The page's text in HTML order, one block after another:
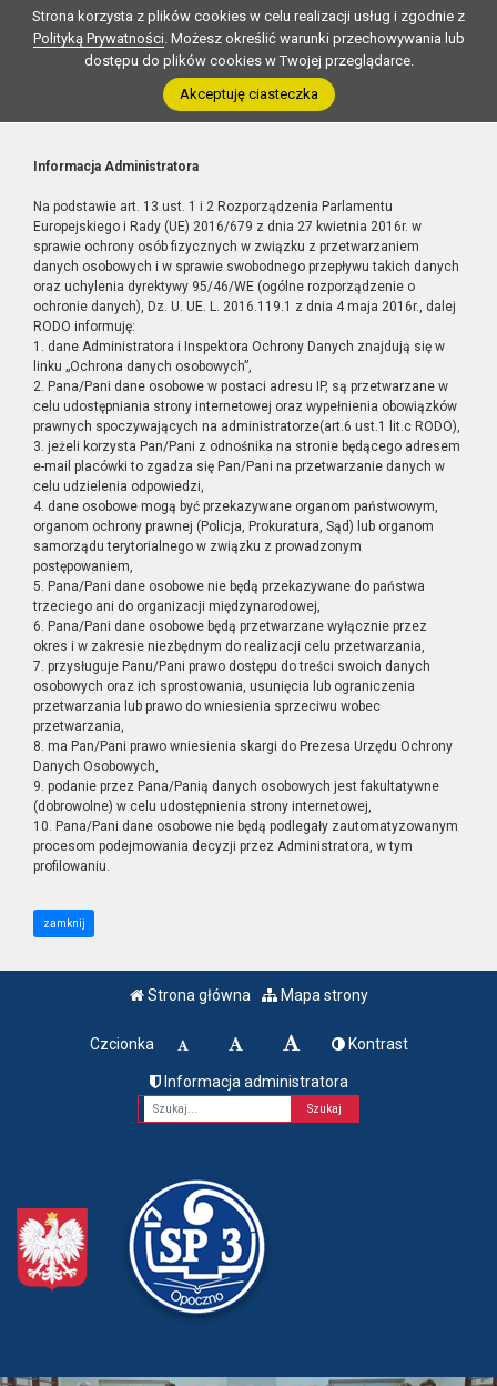
Strona korzysta z plików cookies w celu realizacji usług i zgodnie z
Polityką Prywatności. Możesz określić warunki przechowywania lub
dostępu do plików cookies w Twojej przeglądarce.
Akceptuję ciasteczka
Informacja Administratora
Na podstawie art. 13 ust. 1 i 2 Rozporządzenia Parlamentu
Europejskiego i Rady (UE) 2016/679 z dnia 27 kwietnia 2016r. w
sprawie ochrony osób fizycznych w związku z przetwarzaniem
danych osobowych i w sprawie swobodnego przepływu takich danych
oraz uchylenia dyrektywy 95/46/WE (ogólne rozporządzenie o
ochronie danych), Dz. U. UE. L. 2016.119.1 z dnia 4 maja 2016r., dalej
RODO informuję:
1. dane Administratora i Inspektora Ochrony Danych znajdują się w
linku „Ochrona danych osobowych”,
2. Pana/Pani dane osobowe w postaci adresu IP, są przetwarzane w
celu udostępniania strony internetowej oraz wypełnienia obowiązków
prawnych spoczywających na administratorze(art.6 ust.1 lit.c RODO),
3. jeżeli korzysta Pan/Pani z odnośnika na stronie będącego adresem
e-mail placówki to zgadza się Pan/Pani na przetwarzanie danych w
celu udzielenia odpowiedzi,
4. dane osobowe mogą być przekazywane organom państwowym,
organom ochrony prawnej (Policja, Prokuratura, Sąd) lub organom
samorządu terytorialnego w związku z prowadzonym
postępowaniem,
5. Pana/Pani dane osobowe nie będą przekazywane do państwa
trzeciego ani do organizacji międzynarodowej,
6. Pana/Pani dane osobowe będą przetwarzane wyłącznie przez
okres i w zakresie niezbędnym do realizacji celu przetwarzania,
7. przysługuje Panu/Pani prawo dostępu do treści swoich danych
osobowych oraz ich sprostowania, usunięcia lub ograniczenia
przetwarzania lub prawo do wniesienia sprzeciwu wobec
przetwarzania,
8. ma Pan/Pani prawo wniesienia skargi do Prezesa Urzędu Ochrony
Danych Osobowych,
9. podanie przez Pana/Panią danych osobowych jest fakultatywne
(dobrowolne) w celu udostępnienia strony internetowej,
10. Pana/Pani dane osobowe nie będą podlegały zautomatyzowanym
procesom podejmowania decyzji przez Administratora, w tym
profilowaniu.
zamknij
Strona główna Mapa strony
Czcionka Kontrast
Informacja administratora
Fraza